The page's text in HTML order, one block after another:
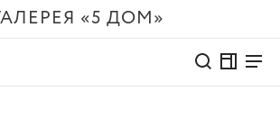
«5 ДОМ»